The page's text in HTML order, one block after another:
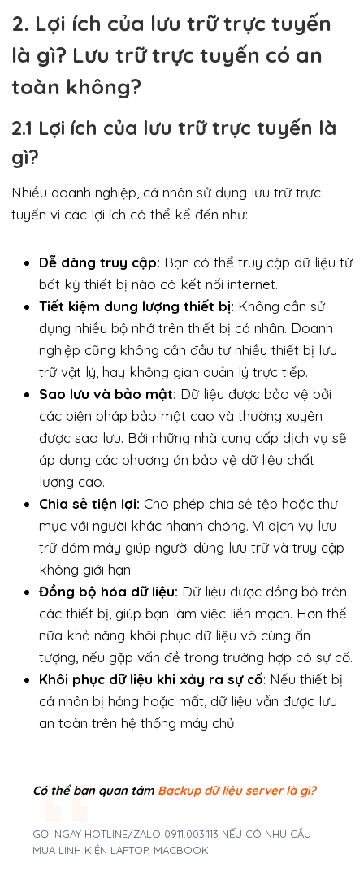
2. Lợi ích của lưu trữ trực tuyến
là gì? Lưu trữ trực tuyến có an
toàn không?
2.1 Lợi ích của lưu trữ trực tuyến là
gì?
Nhiều doanh nghiệp, cá nhân sử dụng lưu trữ trực
tuyến vì các lợi ích có thể kể đến như:
Dễ dàng truy cập: Bạn có thể truy cập dữ liệu từ
bất kỳ thiết bị nào có kết nối internet.
Tiết kiệm dung lượng thiết bị: Không cần sử
dụng nhiều bộ nhớ trên thiết bị cá nhân. Doanh
nghiệp cũng không cần đầu tư nhiều thiết bị lưu
trữ vật lý, hay không gian quản lý trực tiếp.
Sao lưu và bảo mật: Dữ liệu được bảo vệ bởi
các biện pháp bảo mật cao và thường xuyên
được sao lưu. Bởi những nhà cung cấp dịch vụ sẽ
áp dụng các phương án bảo vệ dữ liệu chất
lượng cao.
Chia sẻ tiện lợi: Cho phép chia sẻ tệp hoặc thư
mục với người khác nhanh chóng. Vì dịch vụ lưu
trữ đám mây giúp người dùng lưu trữ và truy cập
không giới hạn.
Đồng bộ hóa dữ liệu: Dữ liệu được đồng bộ trên
các thiết bị, giúp bạn làm việc liền mạch. Hơn thế
nữa khả năng khôi phục dữ liệu vô cùng ấn
tượng, nếu gặp vấn đề trong trường hợp có sự cố.
Khôi phục dữ liệu khi xảy ra sự cố: Nếu thiết bị
cá nhân bị hỏng hoặc mất, dữ liệu vẫn được lưu
an toàn trên hệ thống máy chủ.
Có thể bạn quan tâm Backup dữ liệu server là gì?
GỌI NGAY HOTLINE/ZALO 0911.003.113 NẾU CÓ NHU CẦU
MUA LINH KIỆN LAPTOP, MACBOOK